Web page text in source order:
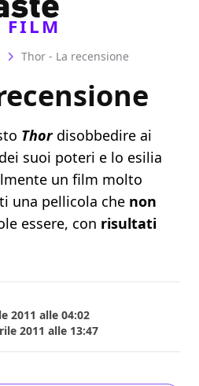
FILM
Thor - La recensione
Thordisobbedire ai
suoi poteri e lo esilia
un film molto
una pellicola che non
essere, con risultati
2011 alle 04:02
2011 alle 13:47